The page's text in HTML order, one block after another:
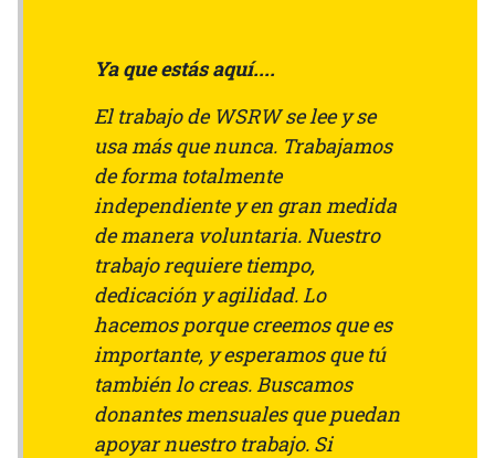
Ya que estás aquí....
El trabajo de WSRW se lee y se
usa más que nunca. Trabajamos
de forma totalmente
independiente y en gran medida
de manera voluntaria. Nuestro
trabajo requiere tiempo,
dedicación y agilidad. Lo
hacemos porque creemos que es
importante, y esperamos que tú
también lo creas. Buscamos
donantes mensuales que puedan
apoyar nuestro trabajo. Si